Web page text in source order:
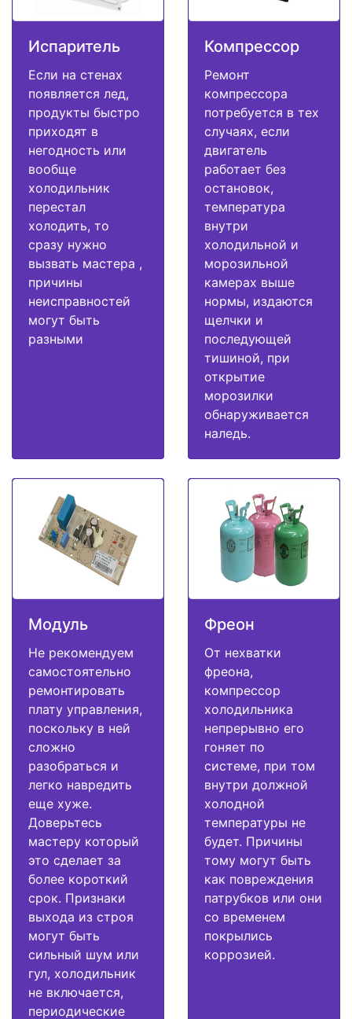
Испаритель
Если на стенах
появляется лед,
продукты быстро
приходят в
негодность или
вообще
холодильник
перестал
холодить, то
сразу нужно
вызвать мастера ,
причины
неисправностей
могут быть
разными
Компрессор
Ремонт
компрессора
потребуется в тех
случаях, если
двигатель
работает без
остановок,
температура
внутри
холодильной и
морозильной
камерах выше
нормы, издаются
щелчки и
последующей
тишиной, при
открытие
морозилки
обнаруживается
наледь.
Модуль
Не рекомендуем
самостоятельно
ремонтировать
плату управления,
поскольку в ней
сложно
разобраться и
легко навредить
еще хуже.
Доверьтесь
мастеру который
это сделает за
более короткий
срок. Признаки
выхода из строя
могут быть
сильный шум или
гул, холодильник
не включается,
периодические
Фреон
От нехватки
фреона,
компрессор
холодильника
непрерывно его
гоняет по
системе, при том
внутри должной
холодной
температуры не
будет. Причины
тому могут быть
как повреждения
патрубков или они
со временем
покрылись
коррозией.